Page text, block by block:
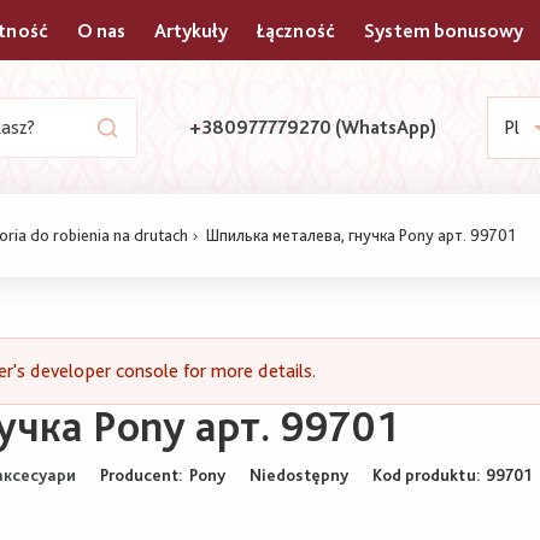
O nas Artykuły Łączność System bonusowy
+380977779270 (WhatsApp) Pl
do robienia na drutach Шпилька металева, гнучка Pony арт. 99701
developer console for more details.
Pony арт. 99701
Producent: Pony Niedostępny Kod produktu 99701